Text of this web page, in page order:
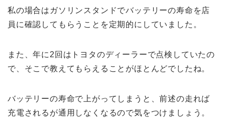
私の場合はガソリンスタンドでバッテリーの寿命を店
員に確認してもらうことを定期的にしていました。
また、年に2回はトヨタのディーラーで点検していたの
で、そこで教えてもらえることがほとんどでしたね。
バッテリーの寿命で上がってしまうと、前述の走れば
充電されるが通用しなくなるので気をつけましょう。